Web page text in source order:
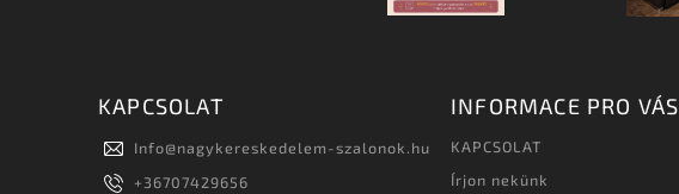
KAPCSOLAT
Info@nagykereskedelem-szalonok.hu
+36707429656
INFORMACE PRO VÁS
KAPCSOLAT
Írjon nekünk